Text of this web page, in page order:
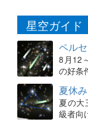
星空ガイド
ペル
8月12
の好条
夏休
夏の大
級者向